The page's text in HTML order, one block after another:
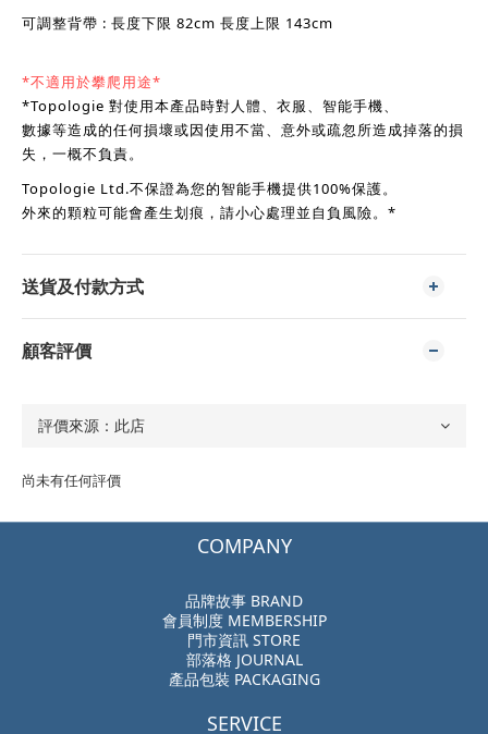
可調整背帶 : 長度下限 82cm 長度上限 143cm
*不適用於攀爬用途*
*Topologie 對使用本產品時對人體、衣服、智能手機、
數據等造成的任何損壞或因使用不當、意外或疏忽所造成掉落的損
失，一概不負責。
Topologie Ltd.不保證為您的智能手機提供100%保護。
外來的顆粒可能會產生划痕，請小心處理並自負風險。*
送貨及付款方式
顧客評價
尚未有任何評價
COMPANY
品牌故事 BRAND
會員制度 MEMBERSHIP
門市資訊 STORE
部落格 JOURNAL
產品包裝 PACKAGING
SERVICE